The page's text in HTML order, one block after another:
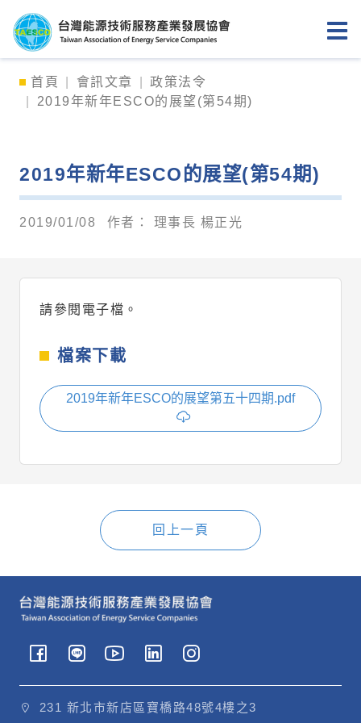
台灣能源技術服務產業發展協
首頁 會訊文章
政策法令
2019年新年ESCO的展望(第54期)
2019年新年ESCO的展望(第54期)
2019/01/08 作者： 理事長 楊正光
請參閱電子檔。
檔案下載
2019年新年ESCO的展望第五十四期.pdf
回上一頁
231 新北市新店區寶橋路48號4樓之3